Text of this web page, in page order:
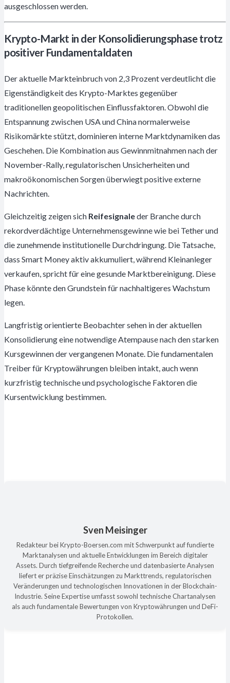
ausgeschlossen werden.
Krypto-Markt in der Konsolidierungsphase trotz
positiver Fundamentaldaten
Der aktuelle Markteinbruch von 2,3 Prozent verdeutlicht die
Eigenständigkeit des Krypto-Marktes gegenüber
traditionellen geopolitischen Einflussfaktoren. Obwohl die
Entspannung zwischen USA und China normalerweise
Risikomärkte stützt, dominieren interne Marktdynamiken das
Geschehen. Die Kombination aus Gewinnmitnahmen nach der
November-Rally, regulatorischen Unsicherheiten und
makroökonomischen Sorgen überwiegt positive externe
Nachrichten.
Gleichzeitig zeigen sich Reifesignaleder Branche durch
rekordverdächtige Unternehmensgewinne wie bei Tether und
die zunehmende institutionelle Durchdringung. Die Tatsache,
dass Smart Money aktiv akkumuliert, während Kleinanleger
verkaufen, spricht für eine gesunde Marktbereinigung. Diese
Phase könnte den Grundstein für nachhaltigeres Wachstum
legen.
Langfristig orientierte Beobachter sehen in der aktuellen
Konsolidierung eine notwendige Atempause nach den starken
Kursgewinnen der vergangenen Monate. Die fundamentalen
Treiber für Kryptowährungen bleiben intakt, auch wenn
kurzfristig technische und psychologische Faktoren die
Kursentwicklung bestimmen.
Sven Meisinger
Redakteur bei Krypto-Boersen.com mit Schwerpunkt auf fundierte
Marktanalysen und aktuelle Entwicklungen im Bereich digitaler
Assets. Durch tiefgreifende Recherche und datenbasierte Analysen
liefert er präzise Einschätzungen zu Markttrends, regulatorischen
Veränderungen und technologischen Innovationen in der Blockchain-
Industrie. Seine Expertise umfasst sowohl technische Chartanalysen
als auch fundamentale Bewertungen von Kryptowährungen und DeFi-
Protokollen.